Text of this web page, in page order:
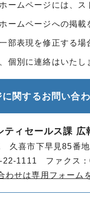
ームページには、
ームページへの掲載
部表現を修正する場
個別に連絡はいたし
に関するお問い合
ティセールス課 広
久喜市下早見85番
22-1111 ファクス
わせは専用フォーム